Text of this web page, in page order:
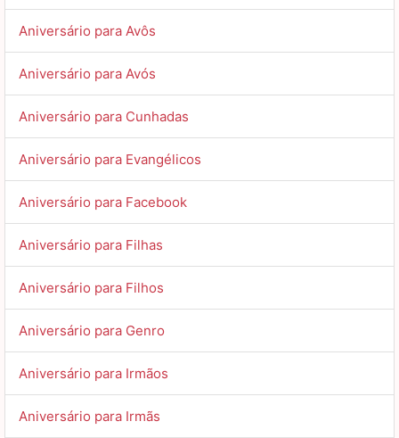
Aniversário para Avôs
Aniversário para Avós
Aniversário para Cunhadas
Aniversário para Evangélicos
Aniversário para Facebook
Aniversário para Filhas
Aniversário para Filhos
Aniversário para Genro
Aniversário para Irmãos
Aniversário para Irmãs